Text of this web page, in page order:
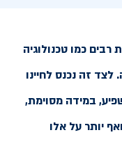
כמו טכנולוגיה
זה נכנס לחיינו
במידה מסוימת,
יותר על אלו